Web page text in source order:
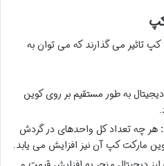
تاثیر می گذارند که می توان به
به طور مستقیم بر روی کوین
هر چه تعداد کل واحدهای در گردش
مارکت کپ آن نیز افزایش می یابد.